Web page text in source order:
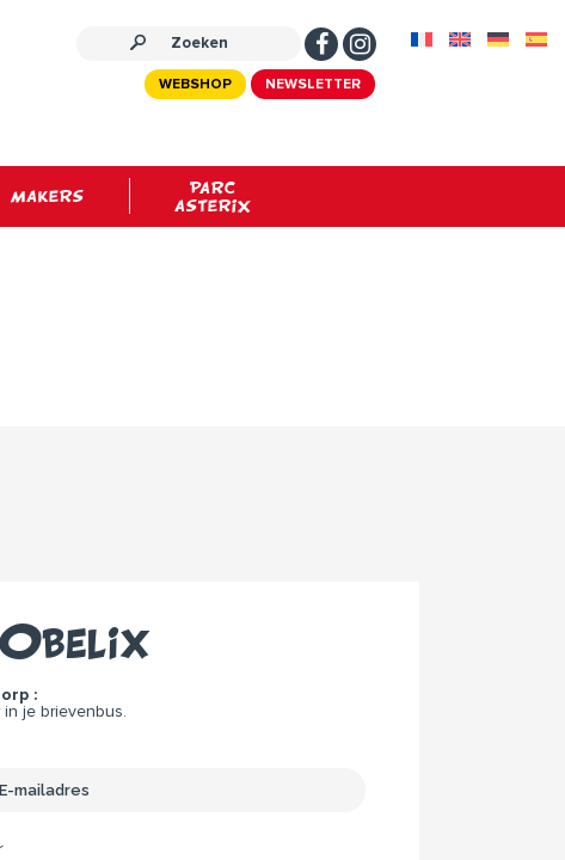
NEWSLETTER
WEBSHOP
MAKERS
PARC
ASTERIX
:
je brievenbus.